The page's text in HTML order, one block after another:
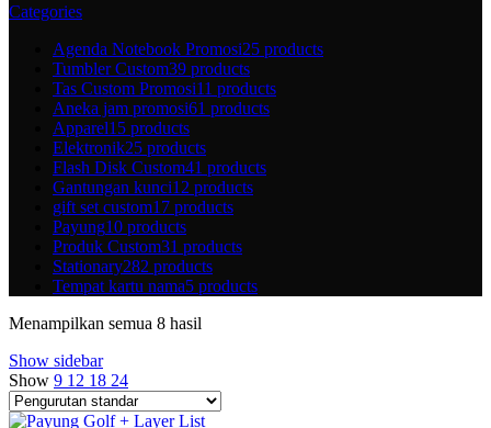
Categories
Agenda Notebook Promosi25 products
Tumbler Custom39 products
Tas Custom Promosi11 products
Aneka jam promosi61 products
Apparel15 products
Elektronik25 products
Flash Disk Custom41 products
Gantungan kunci12 products
gift set custom17 products
Payung10 products
Produk Custom31 products
Stationary282 products
Tempat kartu nama5 products
Menampilkan semua 8 hasil
Show sidebar
Show 9 12 18 24